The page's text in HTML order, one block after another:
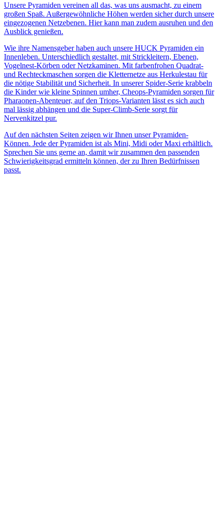
Unsere Pyramiden vereinen all das, was uns ausmacht, zu einem
großen Spaß. Außergewöhnliche Höhen werden sicher durch unsere
eingezogenen Netzebenen. Hier kann man zudem ausruhen und den
Ausblick genießen.
Wie ihre Namensgeber haben auch unsere HUCK Pyramiden ein
Innenleben. Unterschiedlich gestaltet, mit Strickleitern, Ebenen,
Vogelnest-Körben oder Netzkaminen. Mit farbenfrohen Quadrat-
und Rechteckmaschen sorgen die Kletternetze aus Herkulestau für
die nötige Stabilität und Sicherheit. In unserer Spider-Serie krabbeln
die Kinder wie kleine Spinnen umher, Cheops-Pyramiden sorgen für
Pharaonen-Abenteuer, auf den Triops-Varianten lässt es sich auch
mal lässig abhängen und die Super-Climb-Serie sorgt für
Nervenkitzel pur.
Auf den nächsten Seiten zeigen wir Ihnen unser Pyramiden-
Können. Jede der Pyramiden ist als Mini, Midi oder Maxi erhältlich.
Sprechen Sie uns gerne an, damit wir zusammen den passenden
Schwierigkeitsgrad ermitteln können, der zu Ihren Bedürfnissen
passt.